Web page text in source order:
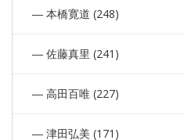
本橋寛道 (248)
佐藤真里 (241)
高田百唯 (227)
津田弘美 (171)